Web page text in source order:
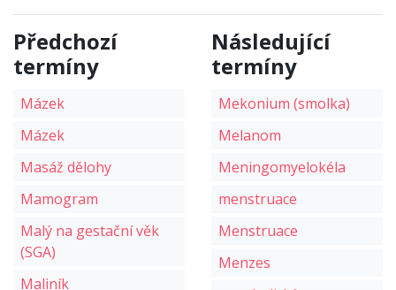
Předchozí
termíny
Mázek
Mázek
Masáž dělohy
Mamogram
Malý na gestační věk
(SGA)
Maliník
Následující
termíny
Mekonium (smolka)
Melanom
Meningomyelokéla
menstruace
Menstruace
Menzes